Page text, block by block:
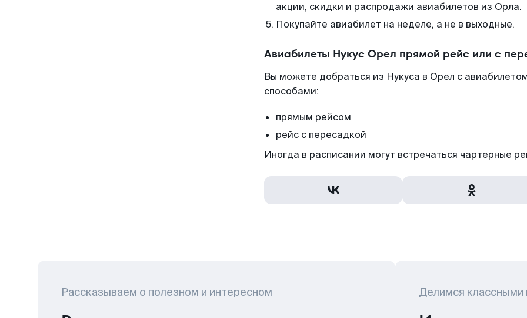
акции, скидки и распродажи авиабилетов из Орла.
Покупайте авиабилет на неделе, а не в выходные.
Авиабилеты Нукус Орел прямой рейс или с
Вы можете добраться из Нукуса в Орел с
способами:
прямым рейсом
рейс с пересадкой
Иногда в расписании могут встречаться чартерные
Рассказываем о полезном и интересном Делимся классными